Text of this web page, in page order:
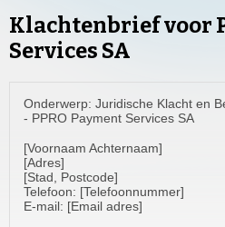
Consumentenrecht
Login
Klachtenbrief voor
Services SA
Onderwerp: Juridische Klacht en
- PPRO Payment Services SA
[Voornaam Achternaam]
[Adres]
[Stad, Postcode]
Telefoon: [Telefoonnummer]
E-mail: [Email adres]